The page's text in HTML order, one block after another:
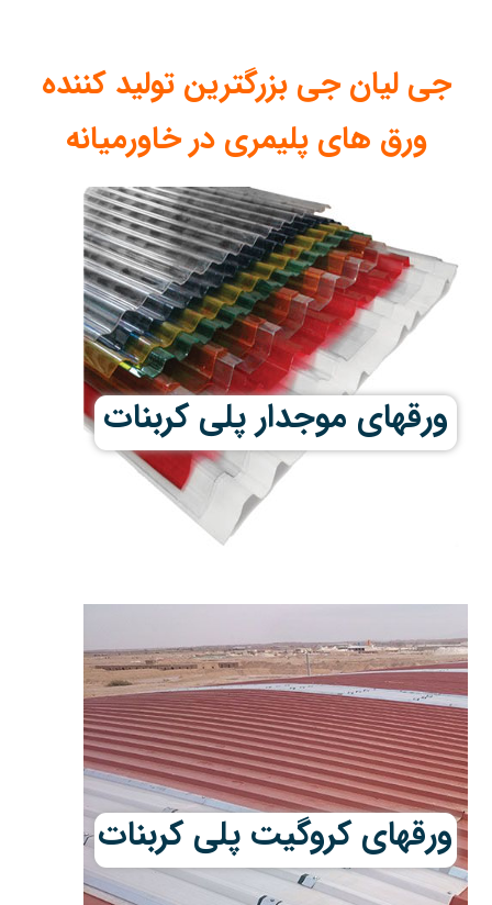
جی لیان جی بزرگترین تولید کننده
ورق های پلیمری در خاورمیانه
ورقهای موجدار پلی کربنات
ورقهای کروگیت پلی کربنات